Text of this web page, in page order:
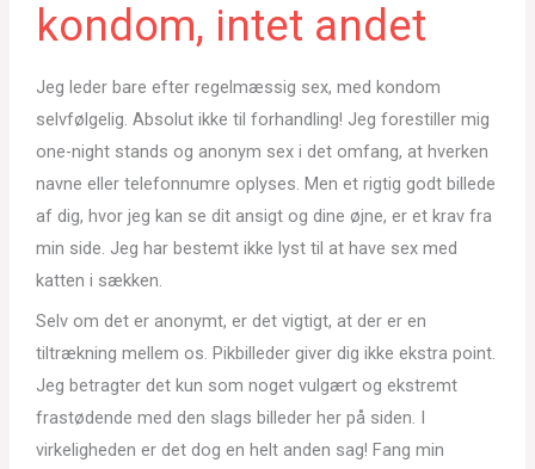
kondom, intet andet
Jeg leder bare efter regelmæssig sex, med kondom
selvfølgelig. Absolut ikke til forhandling! Jeg forestiller mig
one-night stands og anonym sex i det omfang, at hverken
navne eller telefonnumre oplyses. Men et rigtig godt billede
af dig, hvor jeg kan se dit ansigt og dine øjne, er et krav fra
min side. Jeg har bestemt ikke lyst til at have sex med
katten i sækken.
Selv om det er anonymt, er det vigtigt, at der er en
tiltrækning mellem os. Pikbilleder giver dig ikke ekstra point.
Jeg betragter det kun som noget vulgært og ekstremt
frastødende med den slags billeder her på siden. I
virkeligheden er det dog en helt anden sag! Fang min